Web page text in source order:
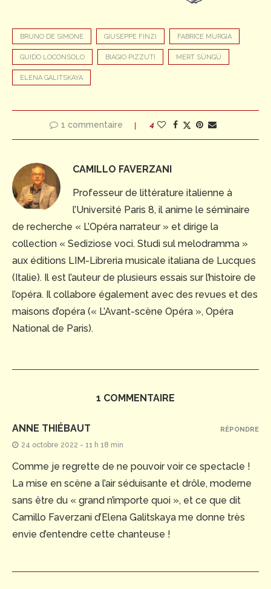
BRUNO DE SIMONE GIUSEPPE FINZI FABRICE MURGIA
GUIDO LOCONSOLO BIAGIO PIZZUTI MERT SÜNGÜ
ELENA GALITSKAYA
1 commentaire 4
CAMILLO FAVERZANI
Professeur de littérature italienne à
l’Université Paris 8, il anime le séminaire
de recherche « L’Opéra narrateur » et dirige la
collection « Sediziose voci. Studi sul melodramma »
aux éditions LIM-Libreria musicale italiana de Lucques
(Italie). Il est l’auteur de plusieurs essais sur l’histoire de
l’opéra. Il collabore également avec des revues et des
maisons d’opéra (« L’Avant-scène Opéra », Opéra
National de Paris).
1 COMMENTAIRE
ANNE THIÉBAUT
24 octobre 2022 - 11 h 18 min
Comme je regrette de ne pouvoir voir ce spectacle !
La mise en scène a l’air séduisante et drôle, moderne
sans être du « grand n’importe quoi », et ce que dit
Camillo Faverzani d’Elena Galitskaya me donne très
envie d’entendre cette chanteuse !
RÉPONDRE